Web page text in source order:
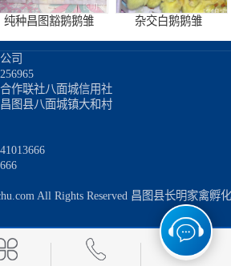
纯种昌图豁鹅鹅雏 杂交白鹅鹅雏
鹅雏
司
作联社八面城信用社
图县八面城镇大和村
All Rights Reserved 昌图县长明家禽孵